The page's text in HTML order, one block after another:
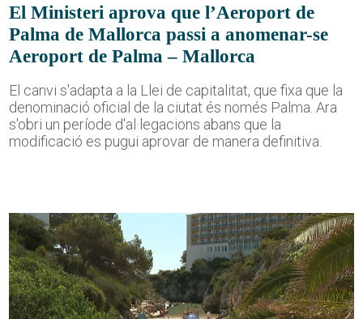
El Ministeri aprova que l’Aeroport de
Palma de Mallorca passi a anomenar-se
Aeroport de Palma – Mallorca
El canvi s'adapta a la Llei de capitalitat, que fixa que la
denominació oficial de la ciutat és només Palma. Ara
s'obri un període d'al·legacions abans que la
modificació es pugui aprovar de manera definitiva.